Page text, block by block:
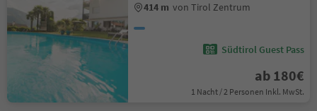
414 m von Tirol Zentrum
Südtirol Guest Pass
ab 180€
1 Nacht / 2 Personen Inkl. MwSt.